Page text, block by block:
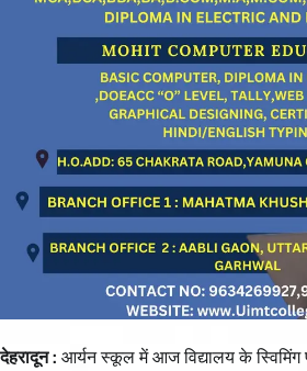
देहरादून : आर्यन स्कूल में आज विद्यालय के स्विमिंग